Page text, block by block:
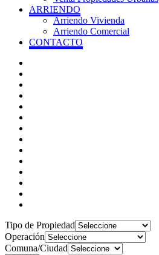
ARRIENDO
Arriendo Vivienda
Arriendo Comercial
CONTACTO
Tipo de Propiedad
Operación
Comuna/Ciudad